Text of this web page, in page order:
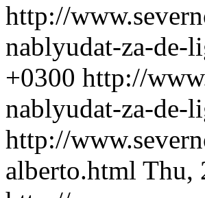
http://
nablyudat-za-
+0300 http://
nablyudat-za-de-
http://
alberto.html Thu,